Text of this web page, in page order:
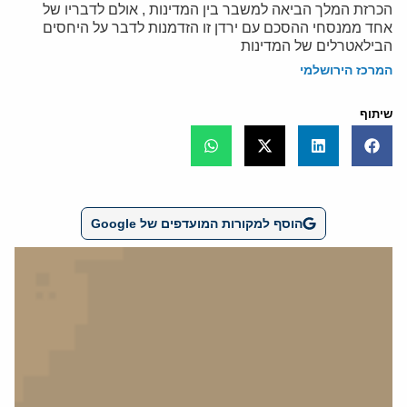
הכרזת המלך הביאה למשבר בין המדינות , אולם לדבריו של
אחד ממנסחי ההסכם עם ירדן זו הזדמנות לדבר על היחסים
הבילאטרלים של המדינות
המרכז הירושלמי
שיתוף
הוסף למקורות המועדפים של Google